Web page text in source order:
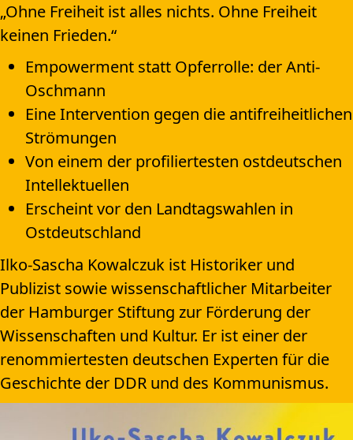
„Ohne Freiheit ist alles nichts. Ohne Freiheit
keinen Frieden.“
Empowerment statt Opferrolle: der Anti-
Oschmann
Eine Intervention gegen die antifreiheitlichen
Strömungen
Von einem der profiliertesten ostdeutschen
Intellektuellen
Erscheint vor den Landtagswahlen in
Ostdeutschland
Ilko-Sascha Kowalczuk ist Historiker und
Publizist sowie wissenschaftlicher Mitarbeiter
der Hamburger Stiftung zur Förderung der
Wissenschaften und Kultur. Er ist einer der
renommiertesten deutschen Experten für die
Geschichte der DDR und des Kommunismus.